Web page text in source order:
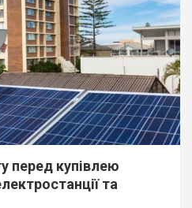
перед купівлею
та